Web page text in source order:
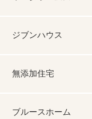
ジブンハウス
無添加住宅
ブルースホーム